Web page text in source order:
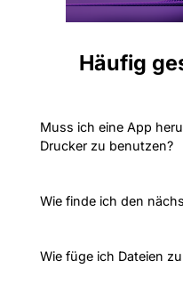
Häufig
Muss ich eine App
Drucker zu benutzen?
Wie finde ich den
Wie füge ich Dateien